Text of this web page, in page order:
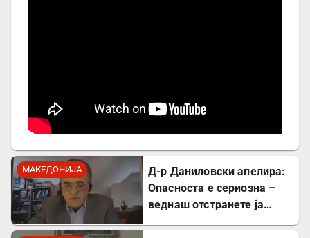
МАКЕДОНИЈА
Д-р Даниловски апелира:
Опасноста е сериозна –
веднаш отстранете ја